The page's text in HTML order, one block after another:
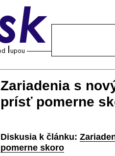
Zariadenia s
prísť pomerne
Diskusia k článku:
pomerne skoro